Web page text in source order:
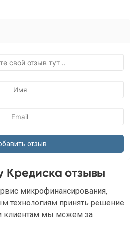
Кредиска отзывы
микрофинансирования,
технологиям принять решение
клиентам мы можем за